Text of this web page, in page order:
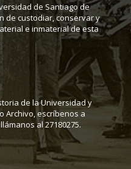
de Santiago de
de custodiar, conservar y
e inmaterial de esta
de la Universidad y
Archivo, escríbenos a
al 27180275.